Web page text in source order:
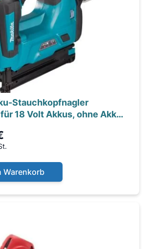
Stauchkopfnagler
18 Volt Akkus, ohne Akku,
Warenkorb